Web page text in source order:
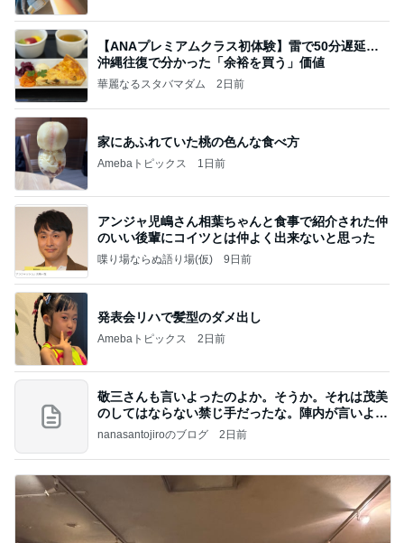
【ANAプレミアムクラス初体験】雷で50分遅延…
沖縄往復で分かった「余裕を買う」価値
華麗なるスタバマダム 2日前
家にあふれていた桃の色んな食べ方
Amebaトピックス 1日前
アンジャ児嶋さん相葉ちゃんと食事で紹介された仲
のいい後輩にコイツとは仲よく出来ないと思った
喋り場ならぬ語り場(仮) 9日前
発表会リハで髪型のダメ出し
Amebaトピックス 2日前
敬三さんも言いよったのよか。そうか。それは茂美
のしてはならない禁じ手だったな。陣内が言いよる
のよ
nanasantojiroのブログ 2日前